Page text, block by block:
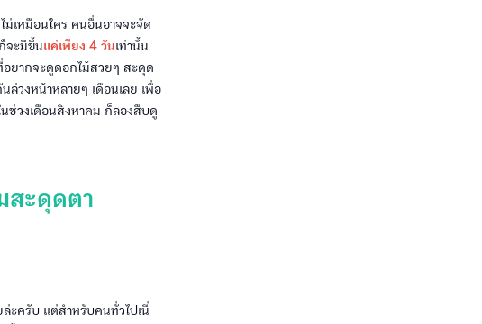
ม่เหมือนใคร คนอื่นอาจจะจัด
จะมีขึ้นแค่เพียง 4 วันเท่านั้น
อยากจะดูดอกไม้สวยๆ สะดุด
ล่วงหน้าหลายๆ เดือนเลย เพื่อ
ช่วงเดือนสิงหาคม ก็ลองสืบดู
สะดุดตา
ะครับ แต่สำหรับคนทั่วไปเนี่